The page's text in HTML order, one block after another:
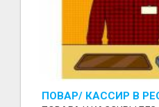
ПОВАР/ КАССИР В